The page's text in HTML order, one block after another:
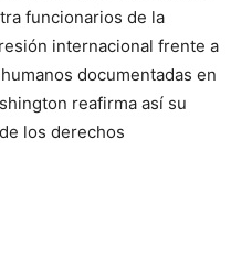
funcionarios de la
internacional frente a
documentadas en
reafirma así su
los derechos